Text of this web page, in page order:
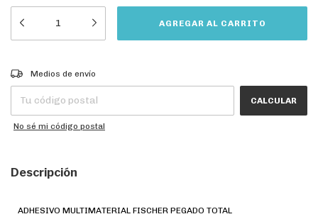
Entregas para el CP:
Medios de envío
CALCULAR
No sé mi código postal
Descripción
ADHESIVO MULTIMATERIAL FISCHER PEGADO TOTAL